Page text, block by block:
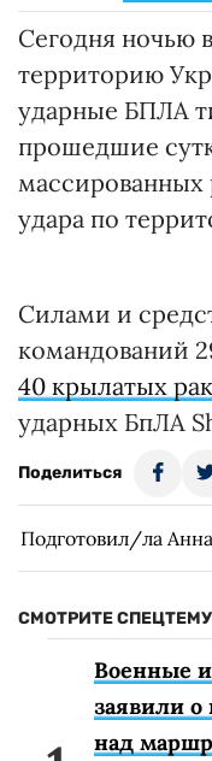
Сегодня ночью
территорию
ударные БПЛА
прошедшие
массированных
удара по
Силами и
командований
40 крылатых
ударных БпЛА
Поделиться
Подготовил/ла
СМОТРИТЕ
Военные
заявили о
над